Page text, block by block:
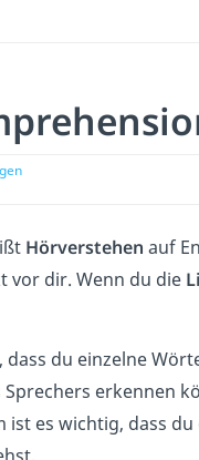
Hörverstehen auf
vor dir. Wenn du die
du einzelne
Sprechers erkennen
ist es wichtig, dass